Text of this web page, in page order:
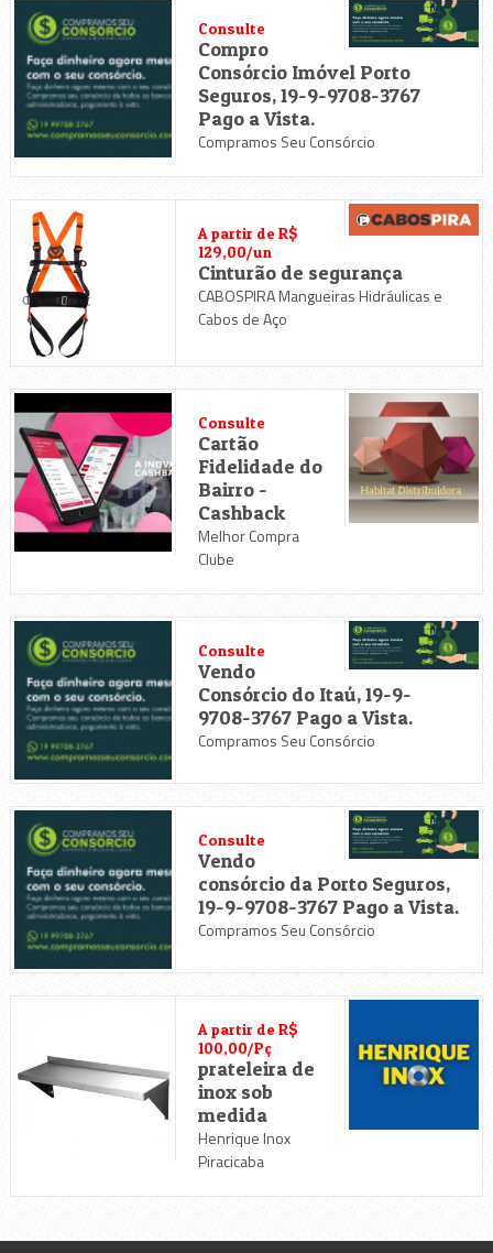
Consulte
Compro
Consórcio Imóvel Porto
Seguros, 19-9-9708-3767
Pago a Vista.
Compramos Seu Consórcio
A partir de R$
129,00/un
Cinturão de segurança
CABOSPIRA Mangueiras Hidráulicas e
Cabos de Aço
Consulte
Cartão
Fidelidade do
Bairro -
Cashback
Melhor Compra
Clube
Consulte
Vendo
Consórcio do Itaú, 19-9-
9708-3767 Pago a Vista.
Compramos Seu Consórcio
Consulte
Vendo
consórcio da Porto Seguros,
19-9-9708-3767 Pago a Vista.
Compramos Seu Consórcio
A partir de R$
100,00/Pç
prateleira de
inox sob
medida
Henrique Inox
Piracicaba